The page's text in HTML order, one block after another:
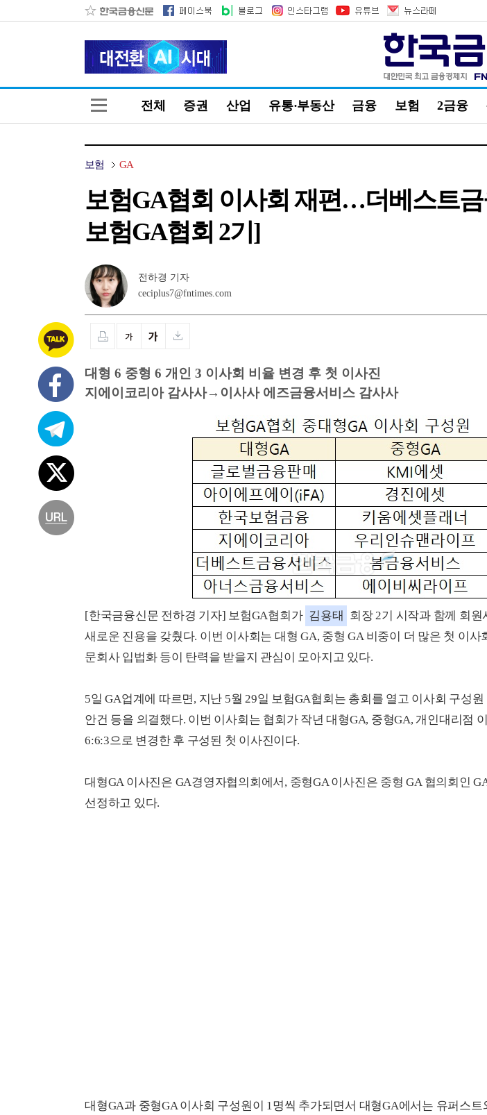
전체 증권 산업 유통·부동산 금융 보험 2금융
보험 GA
보험GA협회 이사회 재편…더베스트
보험GA협회 2기]
전하경 기자
ceciplus7@fntimes.com
대형 6 중형 6 개인 3 이사회 비율 변경 후 첫 이사진
지에이코리아 감사사→이사사 에즈금융서비스 감사사
[한국금융신문 전하경 기자] 보험GA협회가 김용태
회장 2기 시작과 함께 회
새로운 진용을 갖췄다. 이번 이사회는 대형 GA, 중형 GA 비중이 더 많은 첫 이사
문회사 입법화 등이 탄력을 받을지 관심이 모아지고 있다.
5일 GA업계에 따르면, 지난 5월 29일 보험GA협회는 총회를 열고 이사회 구성
안건 등을 의결했다. 이번 이사회는 협회가 작년 대형GA, 중형GA, 개인대리점
6:6:3으로 변경한 후 구성된 첫 이사진이다.
대형GA 이사진은 GA경영자협의회에서, 중형GA 이사진은 중형 GA 협의회인
선정하고 있다.
대형GA과 중형GA 이사회 구성원이 1명씩 추가되면서 대형GA에서는 유퍼스트